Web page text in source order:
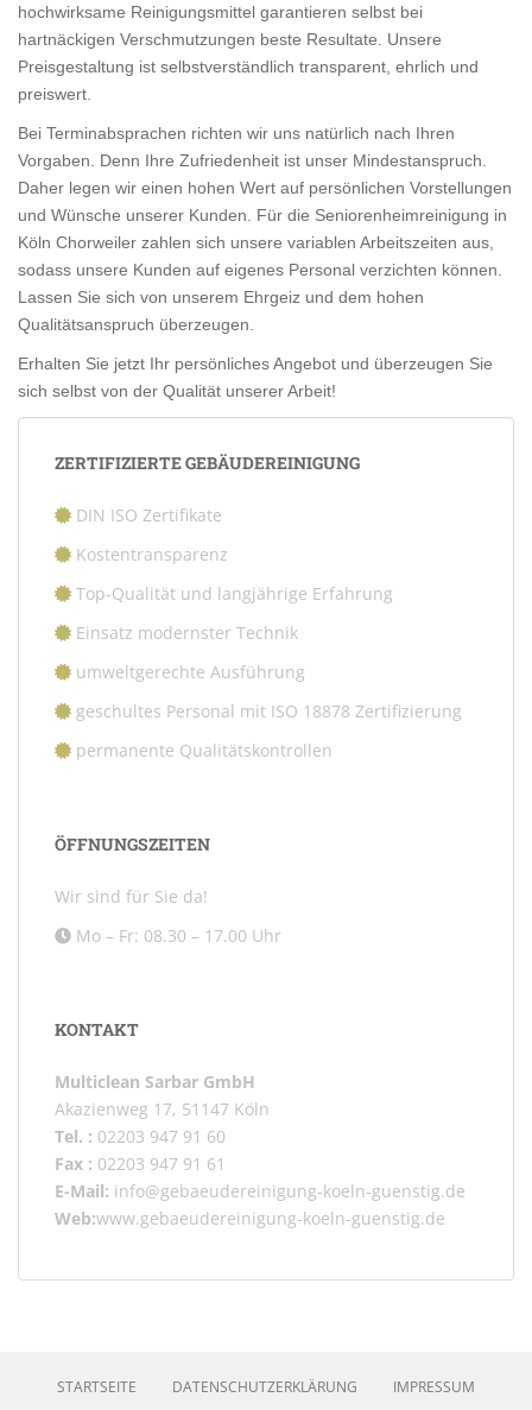
hochwirksame Reinigungsmittel garantieren selbst bei
hartnäckigen Verschmutzungen beste Resultate. Unsere
Preisgestaltung ist selbstverständlich transparent, ehrlich und
preiswert.
Bei Terminabsprachen richten wir uns natürlich nach Ihren
Vorgaben. Denn Ihre Zufriedenheit ist unser Mindestanspruch.
Daher legen wir einen hohen Wert auf persönlichen Vorstellungen
und Wünsche unserer Kunden. Für die Seniorenheimreinigung in
Köln Chorweiler zahlen sich unsere variablen Arbeitszeiten aus,
sodass unsere Kunden auf eigenes Personal verzichten können.
Lassen Sie sich von unserem Ehrgeiz und dem hohen
Qualitätsanspruch überzeugen.
Erhalten Sie jetzt Ihr persönliches Angebot und überzeugen Sie
sich selbst von der Qualität unserer Arbeit!
ZERTIFIZIERTE GEBÄUDEREINIGUNG
DIN ISO Zertifikate
Kostentransparenz
Top-Qualität und langjährige Erfahrung
Einsatz modernster Technik
umweltgerechte Ausführung
geschultes Personal mit ISO 18878 Zertifizierung
permanente Qualitätskontrollen
ÖFFNUNGSZEITEN
Wir sind für Sie da!
Mo – Fr: 08.30 – 17.00 Uhr
KONTAKT
Multiclean Sarbar GmbH
Akazienweg 17, 51147 Köln
Tel. : 02203 947 91 60
Fax : 02203 947 91 61
E-Mail: info@gebaeudereinigung-koeln-guenstig.de
Web:www.gebaeudereinigung-koeln-guenstig.de
STARTSEITE DATENSCHUTZERKLÄRUNG IMPRESSUM